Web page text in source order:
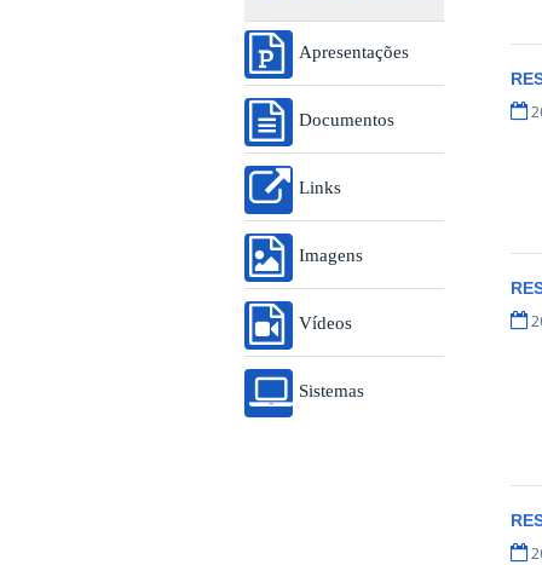
Apresentações
Documentos
Links
Imagens
Vídeos
Sistemas